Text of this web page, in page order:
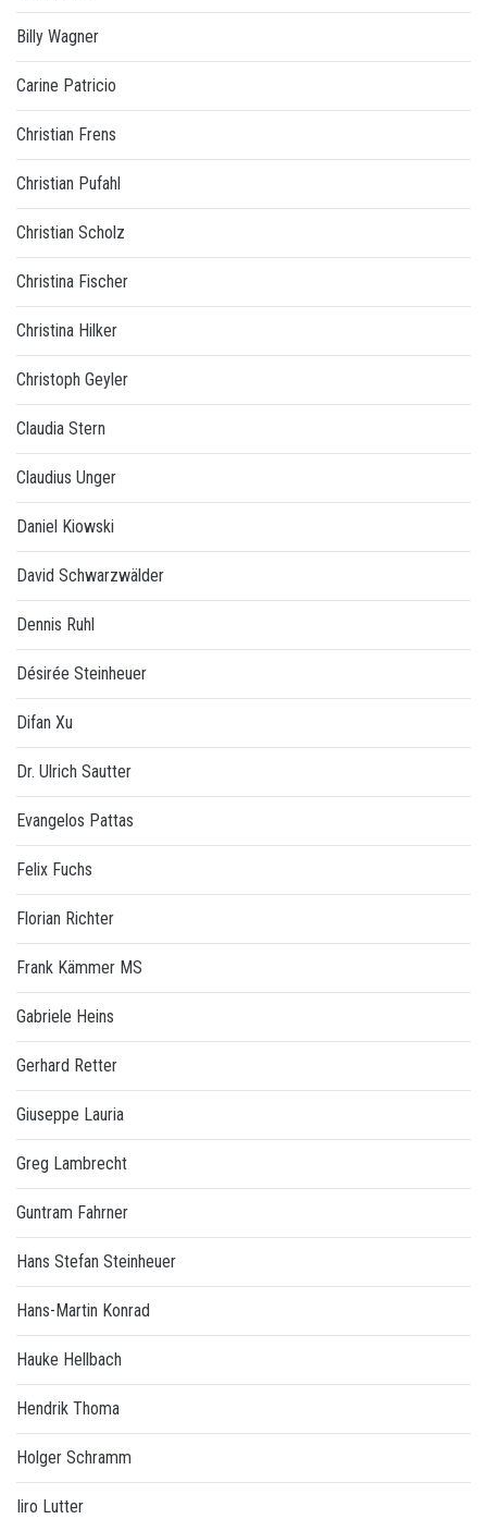
Billy Wagner
Carine Patricio
Christian Frens
Christian Pufahl
Christian Scholz
Christina Fischer
Christina Hilker
Christoph Geyler
Claudia Stern
Claudius Unger
Daniel Kiowski
David Schwarzwälder
Dennis Ruhl
Désirée Steinheuer
Difan Xu
Dr. Ulrich Sautter
Evangelos Pattas
Felix Fuchs
Florian Richter
Frank Kämmer MS
Gabriele Heins
Gerhard Retter
Giuseppe Lauria
Greg Lambrecht
Guntram Fahrner
Hans Stefan Steinheuer
Hans-Martin Konrad
Hauke Hellbach
Hendrik Thoma
Holger Schramm
Iiro Lutter